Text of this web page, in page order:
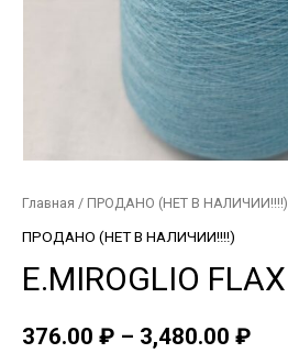
Главная / ПРОДАНО (НЕТ В НАЛИЧИИ!!!!)
ПРОДАНО (НЕТ В НАЛИЧИИ!!!!)
E.MIROGLIO FLAX
376.00 ₽ – 3,480.00 ₽